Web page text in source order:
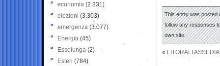
This entry was posted
follow any responses
own site.
« LITORALI
economia (2.331)
elezioni (3.303)
emergenza (3.077)
Energia (45)
Esselunga (2)
Esteri (784)